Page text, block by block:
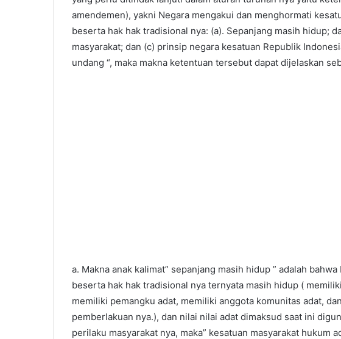
amendemen), yakni Negara mengakui dan menghormati
beserta hak hak tradisional nya: (a). Sepanjang masih hidup;
masyarakat; dan (c) prinsip negara kesatuan Republik
undang “, maka makna ketentuan tersebut dapat dijelaskan
a. Makna anak kalimat” sepanjang masih hidup ” adalah
beserta hak hak tradisional nya ternyata masih hidup (
memiliki pemangku adat, memiliki anggota komunitas adat,
pemberlakuan nya.), dan nilai nilai adat dimaksud saat ini
perilaku masyarakat nya, maka” kesatuan masyarakat hukum